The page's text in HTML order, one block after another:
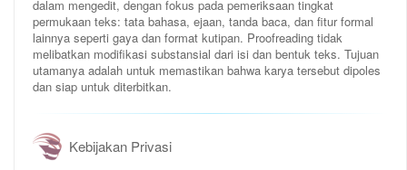
dalam mengedit, dengan fokus pada pemeriksaan tingkat
permukaan teks: tata bahasa, ejaan, tanda baca, dan fitur formal
lainnya seperti gaya dan format kutipan. Proofreading tidak
melibatkan modifikasi substansial dari isi dan bentuk teks. Tujuan
utamanya adalah untuk memastikan bahwa karya tersebut dipoles
dan siap untuk diterbitkan.
Kebijakan Privasi